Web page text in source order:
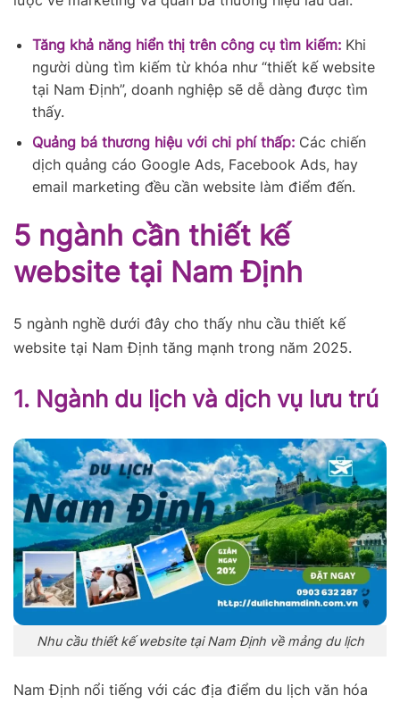
Tăng khả năng hiển thị trên công cụ tìm kiếm:Khi
người dùng tìm kiếm từ khóa như “thiết kế website
tại Nam Định”, doanh nghiệp sẽ dễ dàng được tìm
thấy.
Quảng bá thương hiệu với chi phí thấp:Các chiến
dịch quảng cáo Google Ads, Facebook Ads, hay
email marketing đều cần website làm điểm đến.
5 ngành cần thiết kế
website tại Nam Định
5 ngành nghề dưới đây cho thấy nhu cầu thiết kế
website tại Nam Định tăng mạnh trong năm 2025.
1. Ngành du lịch và dịch vụ lưu trú
Nhu cầu thiết kế website tại Nam Định về mảng du lịch
Nam Định nổi tiếng với các địa điểm du lịch văn hóa